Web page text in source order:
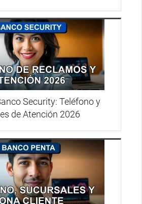
Security: Teléfono y
de Atención 2026